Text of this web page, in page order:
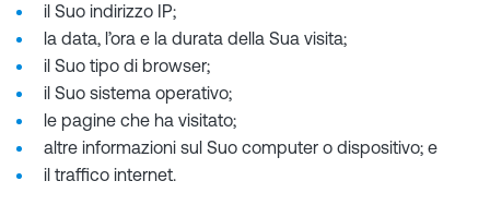
il Suo indirizzo IP;
la data, l’ora e la durata della Sua visita;
il Suo tipo di browser;
il Suo sistema operativo;
le pagine che ha visitato;
altre informazioni sul Suo computer o dispositivo; e
il traffico internet.